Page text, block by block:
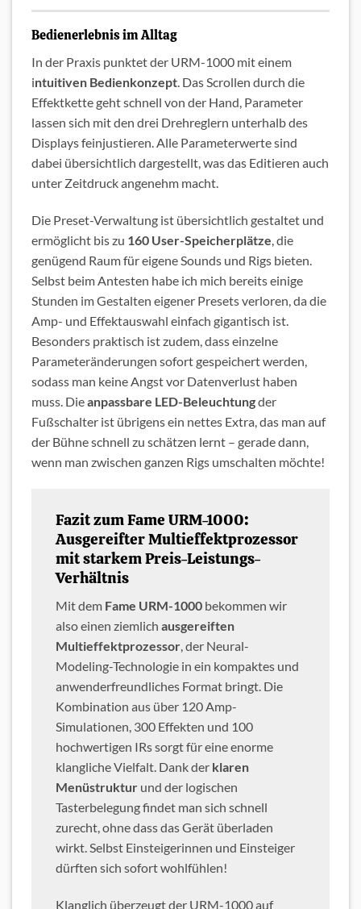
Bedienerlebnis im Alltag
In der Praxis punktet der URM-1000 mit einem
intuitiven Bedienkonzept. Das Scrollen durch die
Effektkette geht schnell von der Hand, Parameter
lassen sich mit den drei Drehreglern unterhalb des
Displays feinjustieren. Alle Parameterwerte sind
dabei übersichtlich dargestellt, was das Editieren auch
unter Zeitdruck angenehm macht.
Die Preset-Verwaltung ist übersichtlich gestaltet und
ermöglicht bis zu 160 User-Speicherplätze, die
genügend Raum für eigene Sounds und Rigs bieten.
Selbst beim Antesten habe ich mich bereits einige
Stunden im Gestalten eigener Presets verloren, da die
Amp- und Effektauswahl einfach gigantisch ist.
Besonders praktisch ist zudem, dass einzelne
Parameteränderungen sofort gespeichert werden,
sodass man keine Angst vor Datenverlust haben
muss. Dieanpassbare LED-Beleuchtungder
Fußschalter ist übrigens ein nettes Extra, das man auf
der Bühne schnell zu schätzen lernt – gerade dann,
wenn man zwischen ganzen Rigs umschalten möchte!
Fazit zum Fame URM-1000:
Ausgereifter Multieffektprozessor
mit starkem Preis-Leistungs-
Verhältnis
Mit dem Fame URM-1000 bekommen wir
also einen ziemlich ausgereiften
Multieffektprozessor, der Neural-
Modeling-Technologie in ein kompaktes und
anwenderfreundliches Format bringt. Die
Kombination aus über 120 Amp-
Simulationen, 300 Effekten und 100
hochwertigen IRs sorgt für eine enorme
klangliche Vielfalt. Dank der klaren
Menüstruktur und der logischen
Tasterbelegung findet man sich schnell
zurecht, ohne dass das Gerät überladen
wirkt. Selbst Einsteigerinnen und Einsteiger
dürften sich sofort wohlfühlen!
Klanglich überzeugt der URM-1000 auf